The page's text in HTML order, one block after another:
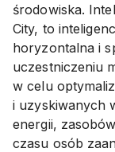
środowiska.
City, to
horyzontalna i
uczestniczeniu
w celu
i uzyskiwanych
energii,
czasu osób